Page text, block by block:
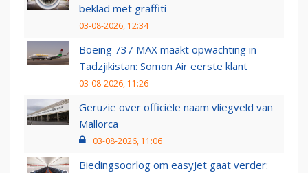
beklad met graffiti
03-08-2026, 12:34
Boeing 737 MAX maakt opwachting in
Tadzjikistan: Somon Air eerste klant
03-08-2026, 11:26
Geruzie over officiële naam vliegveld van
Mallorca
03-08-2026, 11:06
Biedingsoorlog om easyJet gaat verder: